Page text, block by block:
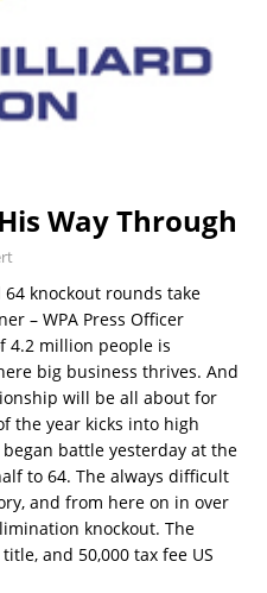
Way Through
knockout rounds take
– WPA Press Officer
4.2 million people is
big business thrives. And
will be all about for
the year kicks into high
battle yesterday at the
to 64. The always difficult
and from here on in over
knockout. The
and 50,000 tax fee US